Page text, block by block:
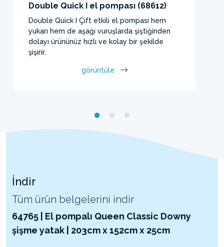
Double Quick I el pompası (68612)
Double Quick I Çift etkili el pompası hem
yukarı hem de aşağı vuruşlarda şiştiğinden
dolayı ürününüz hızlı ve kolay bir şekilde
şişirir.
görüntüle
İndir
Tüm ürün belgelerini indir
64765 | El pompalı Queen Classic Downy
şişme yatak | 203cm x 152cm x 25cm